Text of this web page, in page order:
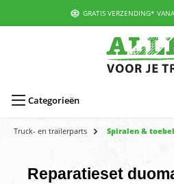
GRATIS VERZENDING*
Categorieën
Truck- en trailerparts Spiralen &
Reparatieset